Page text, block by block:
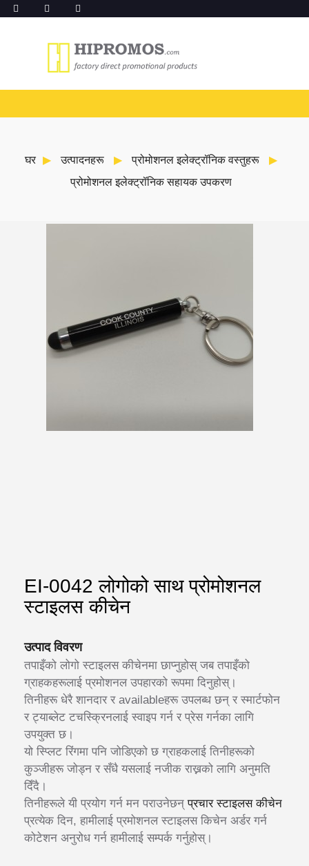
घर उत्पादनहरू
प्रोमोशनल इलेक्ट्रॉनिक वस्तुहरू
प्रोमोशनल इलेक्ट्रॉनिक सहायक उपकरण
EI-0042 लोगोको साथ प्रोमोशनल
स्टाइलस कीचेन
उत्पाद विवरण
तपाइँको लोगो स्टाइलस कीचेनमा छाप्नुहोस् जब तपाइँको
ग्राहकहरूलाई प्रमोशनल उपहारको रूपमा दिनुहोस्।
तिनीहरू धेरै शानदार र availableहरू उपलब्ध छन् र स्मार्टफोन
र ट्याब्लेट टचस्क्रिनलाई स्वाइप गर्न र प्रेस गर्नका लागि
उपयुक्त छ।
यो स्प्लिट रिंगमा पनि जोडिएको छ ग्राहकलाई तिनीहरूको
कुञ्जीहरू जोड्न र सँधै यसलाई नजीक राख्नको लागि अनुमति
दिँदै।
तिनीहरूले यी प्रयोग गर्न मन पराउनेछन्प्रचार स्टाइलस कीचेन
प्रत्येक दिन, हामीलाई प्रमोशनल स्टाइलस किचेन अर्डर गर्न
कोटेशन अनुरोध गर्न हामीलाई सम्पर्क गर्नुहोस्।